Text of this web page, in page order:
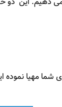
شما مهیا نموده